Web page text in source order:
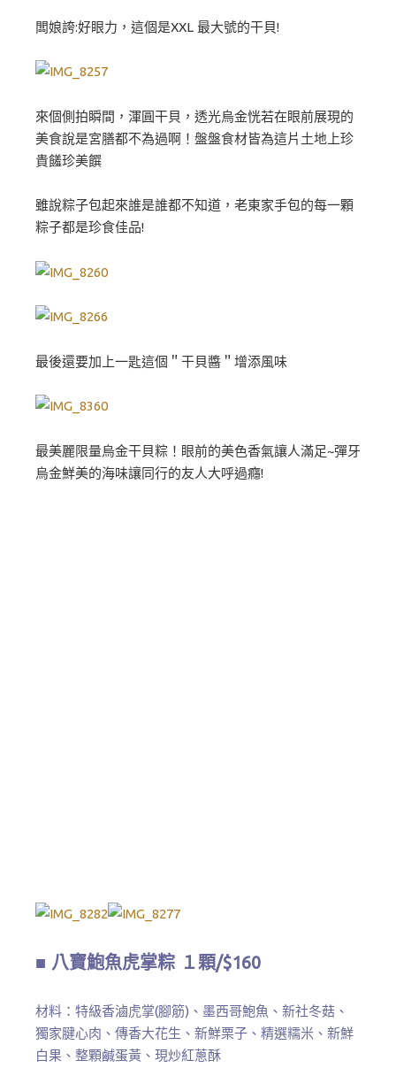
闆娘誇:好眼力，這個是XXL 最大號的干貝!
來個側拍瞬間，渾圓干貝，透光烏金恍若在眼前展現的
美食說是宮膳都不為過啊！盤盤食材皆為這片土地上珍
貴饈珍美饌
雖說粽子包起來誰是誰都不知道，老東家手包的每一顆
粽子都是珍食佳品!
最後還要加上一匙這個＂干貝醬＂增添風味
最美麗限量烏金干貝粽！眼前的美色香氣讓人滿足~彈牙
烏金鮮美的海味讓同行的友人大呼過癮!
■ 八寶鮑魚虎掌粽 １顆/$160
材料：特級香滷虎掌(腳筋)、墨西哥鮑魚、新社冬菇、
獨家腱心肉、傳香大花生、新鮮栗子、精選糯米、新鮮
白果、整顆鹹蛋黃、現炒紅蔥酥